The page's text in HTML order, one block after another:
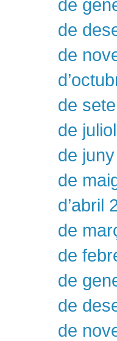
de
de
de
de
de
de
de
d’abril
de
de
de
de
de